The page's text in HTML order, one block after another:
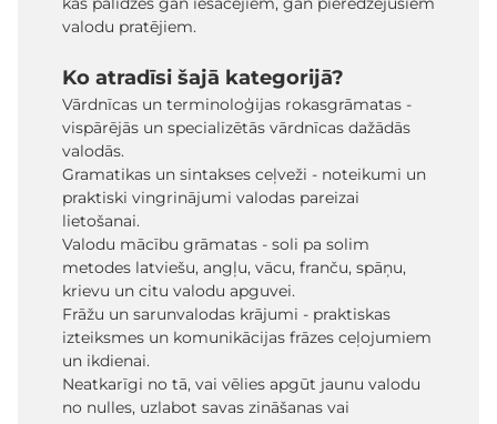
valodu pratējiem.
Ko atradīsi šajā kategorijā?
Vārdnīcas un terminoloģijas rokasgrāmatas -
vispārējās un specializētās vārdnīcas dažādās
valodās.
Gramatikas un sintakses ceļveži - noteikumi un
praktiski vingrinājumi valodas pareizai
lietošanai.
Valodu mācību grāmatas - soli pa solim
metodes latviešu, angļu, vācu, franču, spāņu,
krievu un citu valodu apguvei.
Frāžu un sarunvalodas krājumi - praktiskas
izteiksmes un komunikācijas frāzes ceļojumiem
un ikdienai.
Neatkarīgi no tā, vai vēlies apgūt jaunu valodu
no nulles, uzlabot savas zināšanas vai